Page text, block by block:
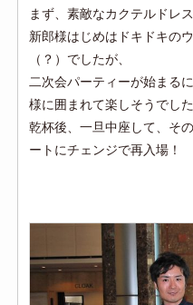
まず、素敵なカクテルドレ
新郎様はじめはドキドキの
（？）でしたが、
二次会パーティーが始まる
様に囲まれて楽しそうでした
乾杯後、一旦中座して、そ
ートにチェンジで再入場！